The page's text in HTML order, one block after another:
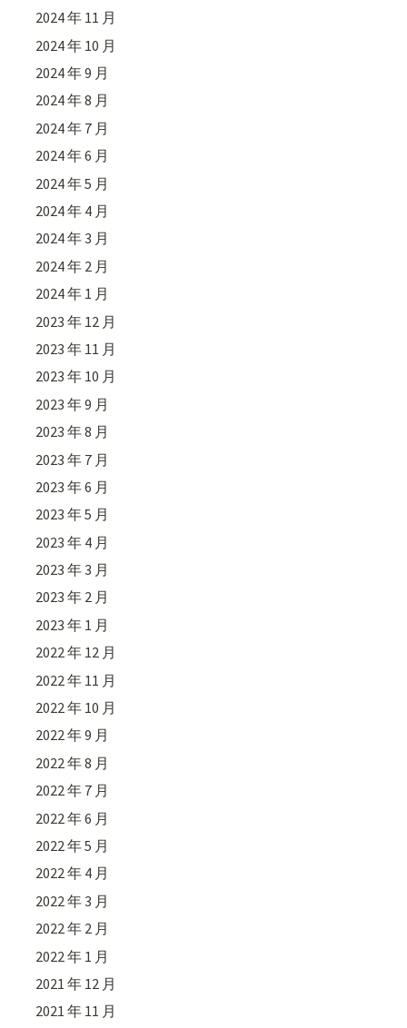
2024 年 11 月
2024 年 10 月
2024 年 9 月
2024 年 8 月
2024 年 7 月
2024 年 6 月
2024 年 5 月
2024 年 4 月
2024 年 3 月
2024 年 2 月
2024 年 1 月
2023 年 12 月
2023 年 11 月
2023 年 10 月
2023 年 9 月
2023 年 8 月
2023 年 7 月
2023 年 6 月
2023 年 5 月
2023 年 4 月
2023 年 3 月
2023 年 2 月
2023 年 1 月
2022 年 12 月
2022 年 11 月
2022 年 10 月
2022 年 9 月
2022 年 8 月
2022 年 7 月
2022 年 6 月
2022 年 5 月
2022 年 4 月
2022 年 3 月
2022 年 2 月
2022 年 1 月
2021 年 12 月
2021 年 11 月